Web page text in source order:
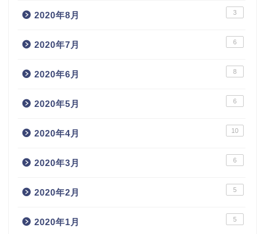
2020年8月 3
2020年7月 6
2020年6月 8
2020年5月 6
2020年4月 10
2020年3月 6
2020年2月 5
2020年1月 5